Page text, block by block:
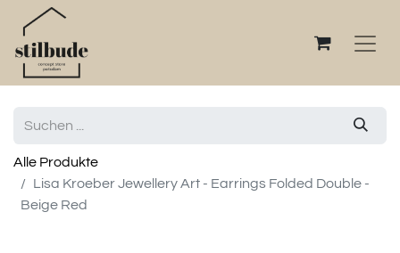
Alle Produkte
Lisa Kroeber Jewellery Art - Earrings Folded Double -
Beige Red